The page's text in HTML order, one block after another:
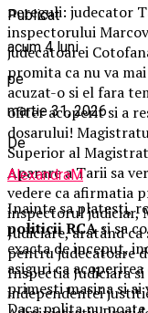
nereguli: judecator
inspectorului
judecatoarei
promita ca nu va
acuzat-o si el fara
ofiter acoperit si a
dosarului!
Superior al
Aparare a Tarii sa
vedere ca afirmatia
inspectorul judiciar,
Judiciare, aratând
pentru judecatoare
Inspectia Judiciara
independentei
Publicat
acum 4 luni
pe
martie 31, 2026
De
AlexandraM
Inainte sa platesti,
politicii RCAsi sa
exacta de inceput,
asiguri ca
primesti masina si
Daca polita nu